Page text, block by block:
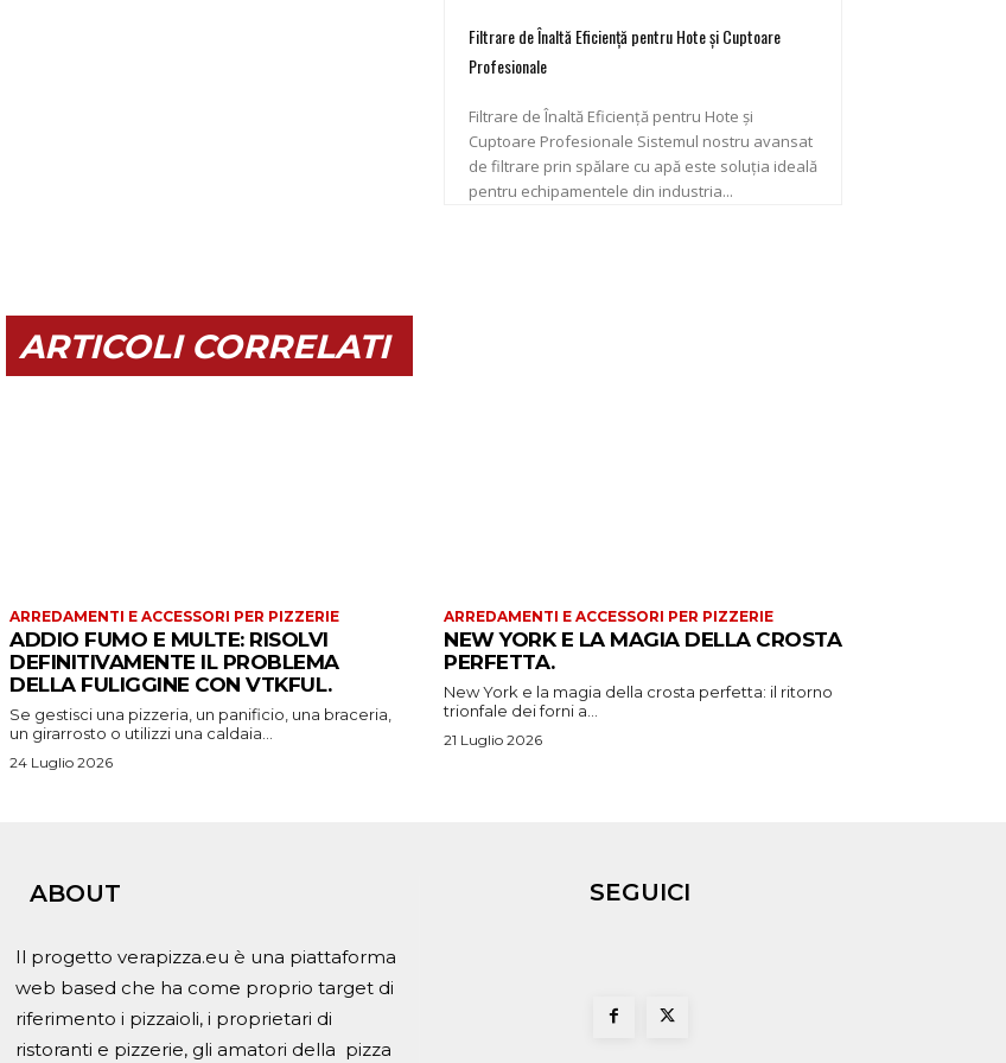
Filtrare de Înaltă Eficiență pentru Hote și Cuptoare
Profesionale
Filtrare de Înaltă Eficiență pentru Hote și
Cuptoare Profesionale Sistemul nostru avansat
de filtrare prin spălare cu apă este soluția ideală
pentru echipamentele din industria...
ARTICOLI CORRELATI
ARREDAMENTI E ACCESSORI PER PIZZERIE
ADDIO FUMO E MULTE: RISOLVI
DEFINITIVAMENTE IL PROBLEMA
DELLA FULIGGINE CON VTKFUL.
Se gestisci una pizzeria, un panificio, una braceria,
un girarrosto o utilizzi una caldaia...
24 Luglio 2026
ARREDAMENTI E ACCESSORI PER PIZZERIE
NEW YORK E LA MAGIA DELLA CROSTA
PERFETTA.
New York e la magia della crosta perfetta: il ritorno
trionfale dei forni a...
21 Luglio 2026
ABOUT
Il progetto verapizza.eu è una piattaforma
web based che ha come proprio target di
riferimento i pizzaioli, i proprietari di
ristoranti e pizzerie, gli amatori della pizza
SEGUICI